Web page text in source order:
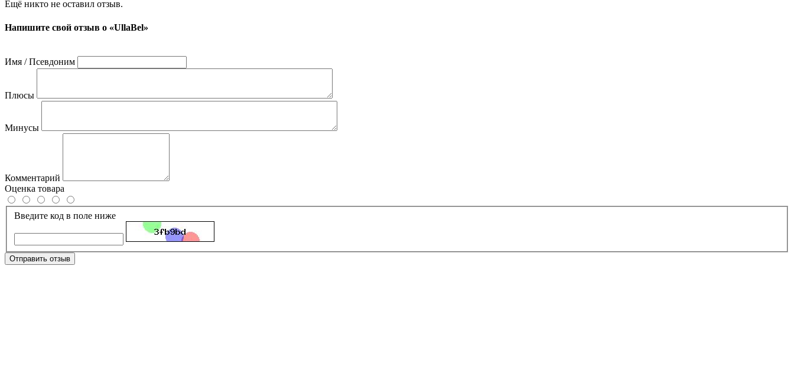
Ещё никто не оставил отзыв.
Напишите свой отзыв о «UllaBel»
Имя / Псевдоним
Плюсы
Минусы
Комментарий
Оценка товара
Введите код в поле ниже
Отправить отзыв